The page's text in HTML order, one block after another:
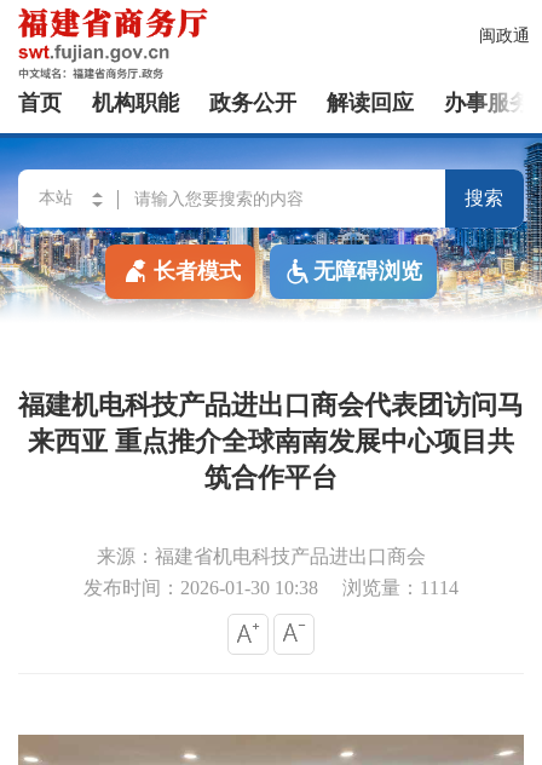
闽政通
首页 机构职能 政务公开 解读回应 办事服务
搜索
长者模式 无障碍浏览
福建机电科技产品进出口商会代表团访问马
来西亚 重点推介全球南南发展中心项目共
筑合作平台
来源：福建省机电科技产品进出口商会
发布时间：2026-01-30 10:38
浏览量：1114